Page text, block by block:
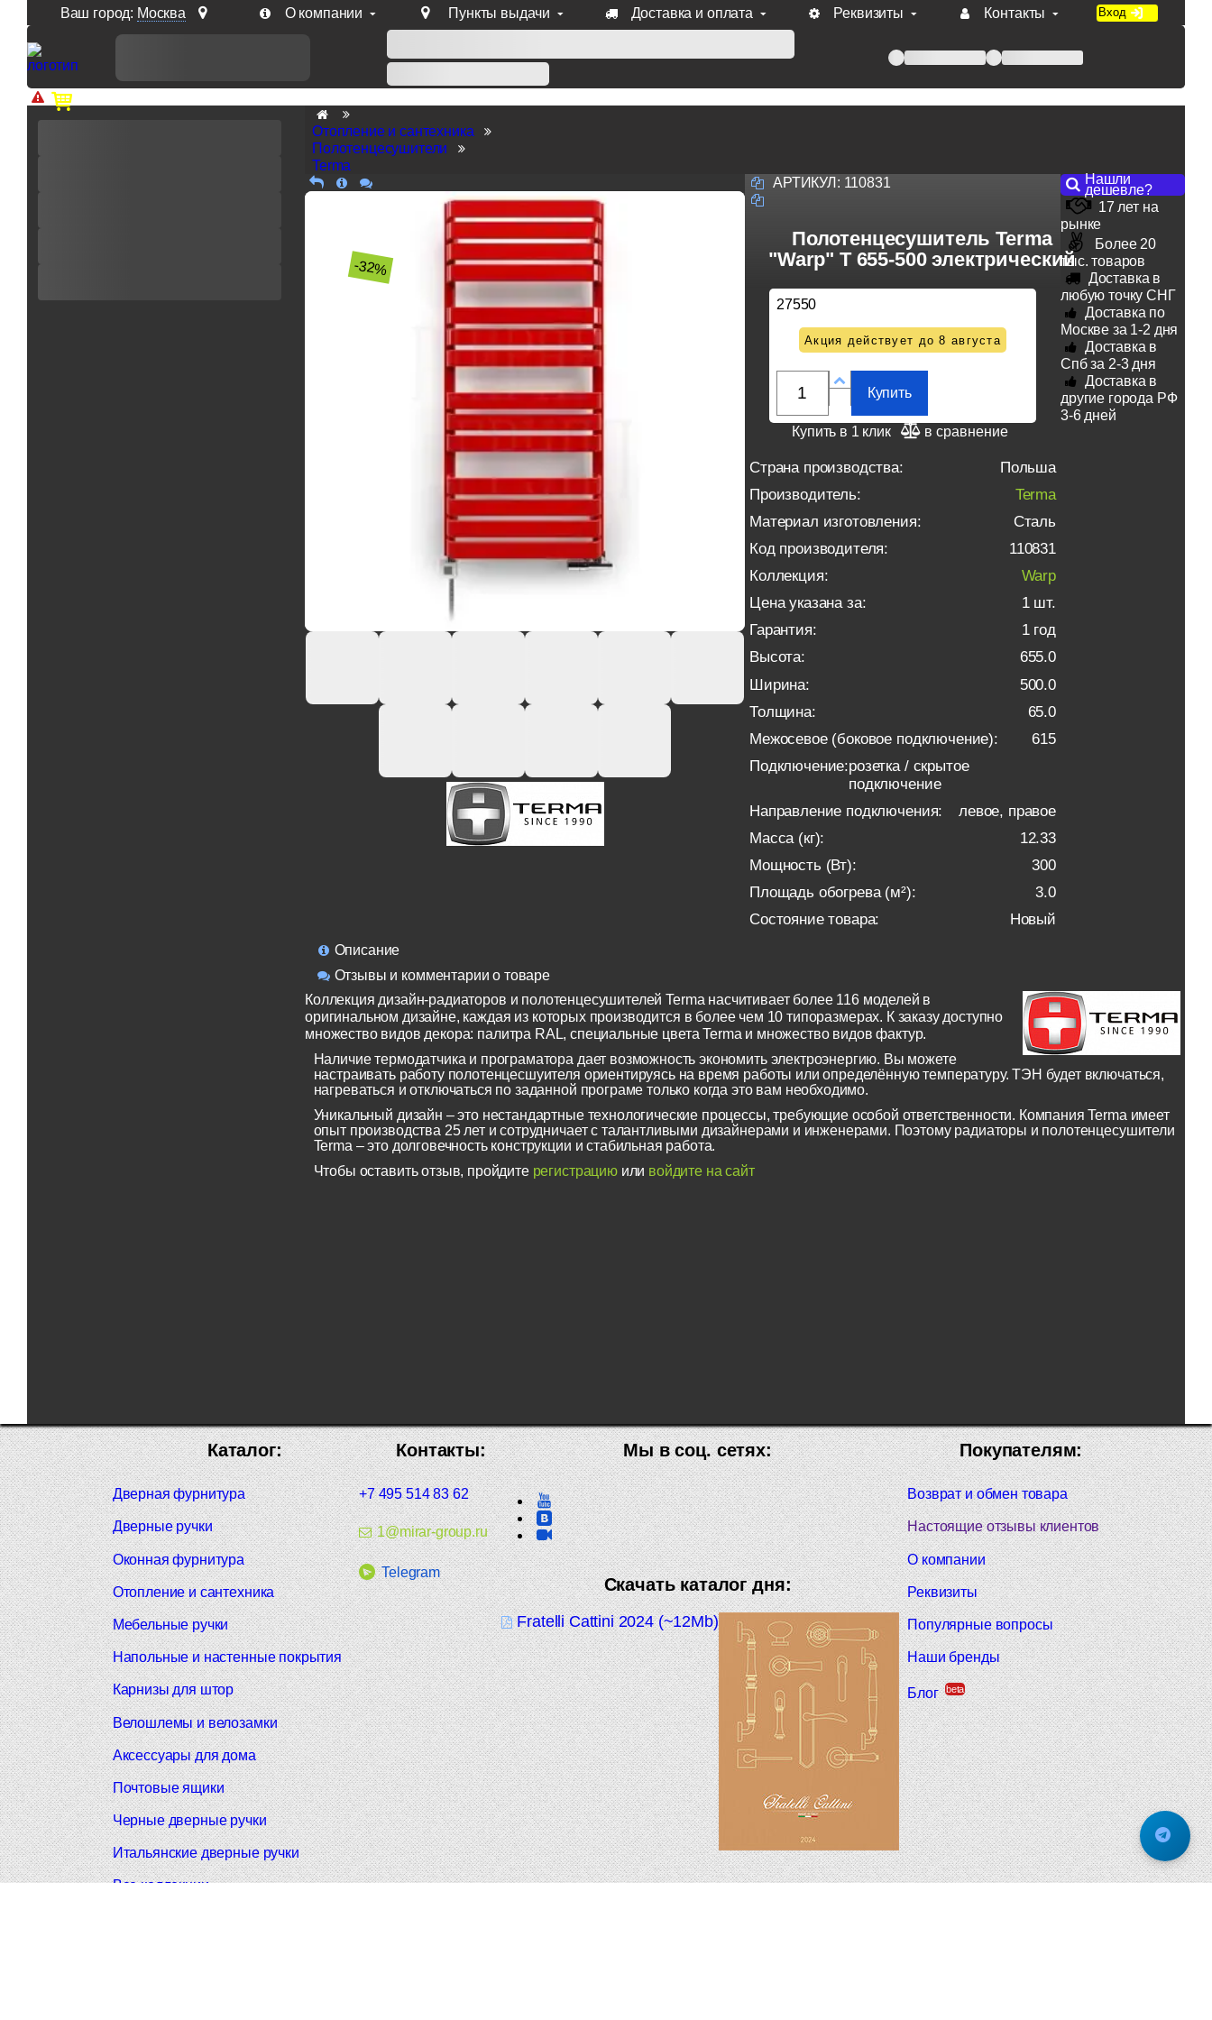
Ваш город: Москва О компании Пункты выдачи Доставка и оплата Реквизиты Контакты Вход
Доп. скидка от цен на сайте 7% при заказе от 50 тыс. руб продукции Venezia, Fratelli, Tupai, Extreza, Melodia, Forme при оплате по счету.
Отопление и сантехника
Полотенцесушители
Terma
-32%
АРТИКУЛ: 110831
Полотенцесушитель Terma
"Warp" T 655-500 электрический
27550
Акция действует до 8 августа
Купить
Купить в 1 клик в сравнение
Страна производства:
Польша
Производитель:
Terma
Материал изготовления:
Сталь
Код производителя:
110831
Коллекция:
Warp
Цена указана за:
1 шт.
Гарантия:
1 год
Высота:
655.0
Ширина:
500.0
Толщина:
65.0
Межосевое (боковое подключение):
615
Подключение:розетка / скрытое
подключение
Направление подключения:
левое, правое
Масса (кг):
12.33
Мощность (Вт):
300
Площадь обогрева (м²):
3.0
Состояние товара:
Новый
Нашли
дешевле?
17 лет на
рынке
Более 20
тыс. товаров
Доставка в
любую точку СНГ
Доставка по
Москве за 1-2 дня
Доставка в
Спб за 2-3 дня
Доставка в
другие города РФ
3-6 дней
Описание
Отзывы и комментарии о товаре
Коллекция дизайн-радиаторов и полотенцесушителей Terma насчитивает более 116 моделей в
оригинальном дизайне, каждая из которых производится в более чем 10 типоразмерах. К заказу доступно
множество видов декора: палитра RAL, специальные цвета Terma и множество видов фактур.
Наличие термодатчика и програматора дает возможность экономить электроэнергию. Вы можете
настраивать работу полотенцесшуителя ориентируясь на время работы или определённую температуру. ТЭН будет включаться,
нагреваться и отключаться по заданной програме только когда это вам необходимо.
Уникальный дизайн – это нестандартные технологические процессы, требующие особой ответственности. Компания Terma имеет
опыт производства 25 лет и сотрудничает с талантливыми дизайнерами и инженерами. Поэтому радиаторы и полотенцесушители
Terma – это долговечность конструкции и стабильная работа.
Чтобы оставить отзыв, пройдите регистрациюили войдите на сайт
Покупателям:
Возврат и обмен товара
Настоящие отзывы клиентов
О компании
Реквизиты
Популярные вопросы
Наши бренды
Блог beta
Мы в соц. сетях:
Скачать каталог дня:
Fratelli Cattini 2024 (~12Mb)
Контакты:
+7 495 514 83 62
1@mirar-group.ru
Telegram
Каталог:
Дверная фурнитура
Дверные ручки
Оконная фурнитура
Отопление и сантехника
Мебельные ручки
Напольные и настенные покрытия
Карнизы для штор
Велошлемы и велозамки
Аксессуары для дома
Почтовые ящики
Черные дверные ручки
Итальянские дверные ручки
Все коллекции